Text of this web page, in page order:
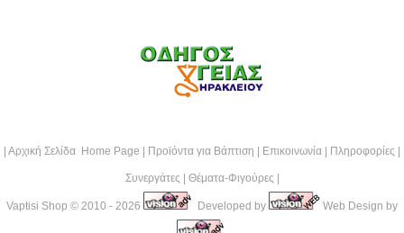
Αρχική Σελίδα Home Page Προϊόντα για Βάπτιση Επικοινωνία Πληροφορίες
Συνεργάτες Θέματα-Φιγούρες
Vaptisi Shop © 2010 - 2026 Developed by Web Design by